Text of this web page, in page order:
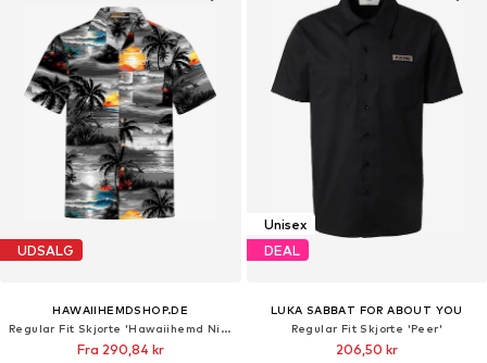
UDSALG
HAWAIIHEMDSHOP.DE
Regular Fit Skjorte 'Hawaiihemd Night on Hawaii'
Fra 290,84 kr
Unisex
DEAL
LUKA SABBAT FOR ABOUT YOU
Regular Fit Skjorte 'Peer'
206,50 kr